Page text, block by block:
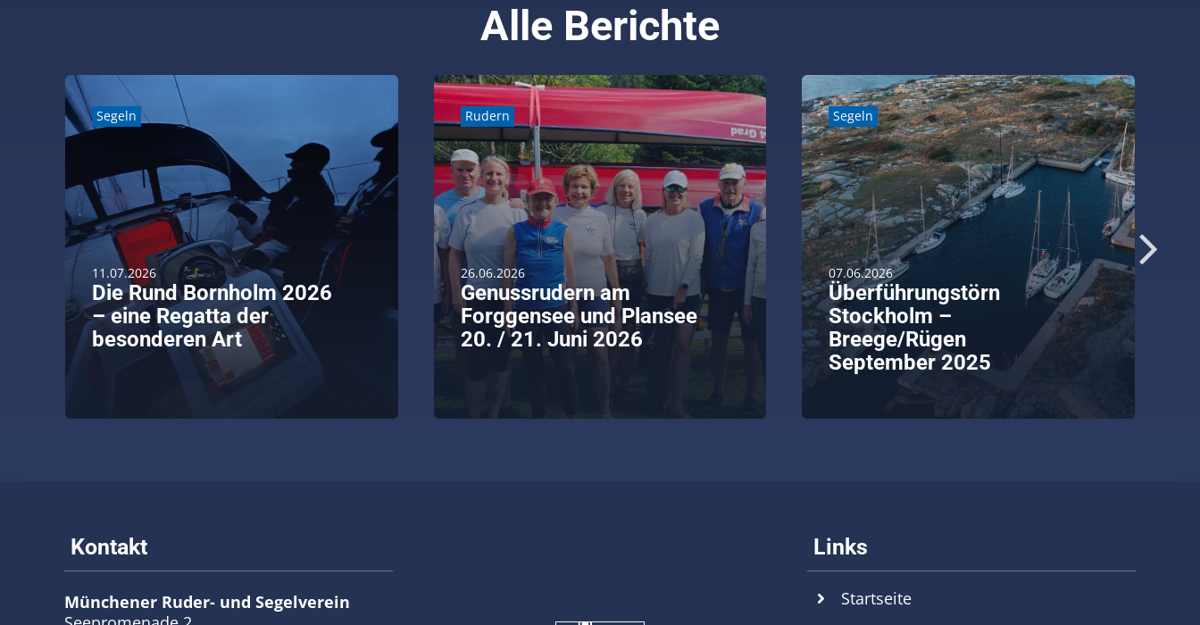
Alle Berichte
Segeln
11.07.2026
Die Rund Bornholm 2026
– eine Regatta der
besonderen Art
Rudern
26.06.2026
Genussrudern am
Forggensee und Plansee
20. / 21. Juni 2026
Segeln
07.06.2026
Überführungstörn
Stockholm –
Breege/Rügen
September 2025
Münchener Ruder- und Segelverein
Startseite